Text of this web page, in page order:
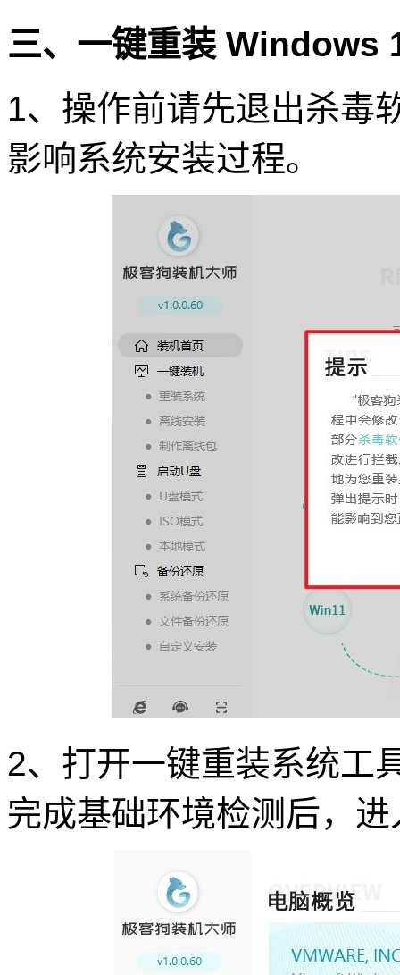
三、一键重装 Windows
1、操作前请先退出杀毒
影响系统安装过程。
2、打开一键重装系统工
完成基础环境检测后，